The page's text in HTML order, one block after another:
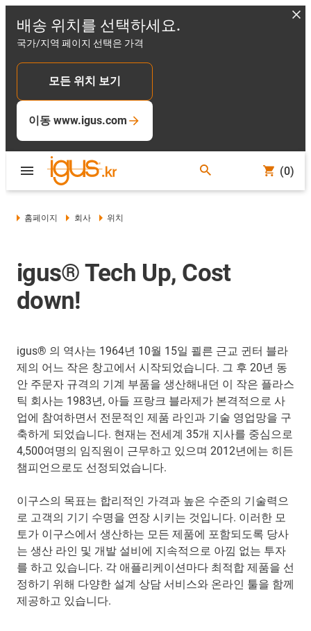
배송 위치를 선택하세요.
국가/지역 페이지 선택은 가격
모든 위치 보기
이동 www.igus.com
(0)
홈페이지 회사 위치
igus® Tech Up, Cost
down!
igus® 의 역사는 1964년 10월 15일 쾰른 근교 귄터 블라
제의 어느 작은 창고에서 시작되었습니다. 그 후 20년 동
안 주문자 규격의 기계 부품을 생산해내던 이 작은 플라스
틱 회사는 1983년, 아들 프랑크 블라제가 본격적으로 사
업에 참여하면서 전문적인 제품 라인과 기술 영업망을 구
축하게 되었습니다. 현재는 전세계 35개 지사를 중심으로
4,500여명의 임직원이 근무하고 있으며 2012년에는 히든
챔피언으로도 선정되었습니다.
이구스의 목표는 합리적인 가격과 높은 수준의 기술력으
로 고객의 기기 수명을 연장 시키는 것입니다. 이러한 모
토가 이구스에서 생산하는 모든 제품에 포함되도록 당사
는 생산 라인 및 개발 설비에 지속적으로 아낌 없는 투자
를 하고 있습니다. 각 애플리케이션마다 최적합 제품을 선
정하기 위해 다양한 설계 상담 서비스와 온라인 툴을 함께
제공하고 있습니다.